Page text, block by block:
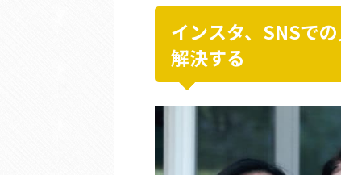
インスタ、SNSで
解決する